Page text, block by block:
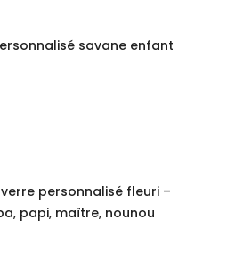
savane enfant
personnalisé fleuri –
papi, maître, nounou